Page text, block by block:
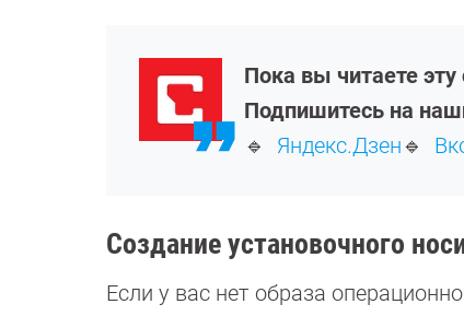
Пока вы читаете
Подпишитесь на
🔹 Яндекс.Дзен🔹
Создание установочного
Если у вас нет образа